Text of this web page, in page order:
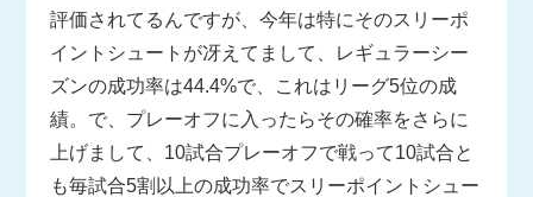
評価されてるんですが、今年は特にそのスリーポ
イントシュートが冴えてまして、レギュラーシー
ズンの成功率は44.4%で、これはリーグ5位の成
績。で、プレーオフに入ったらその確率をさらに
上げまして、10試合プレーオフで戦って10試合と
も毎試合5割以上の成功率でスリーポイントシュー